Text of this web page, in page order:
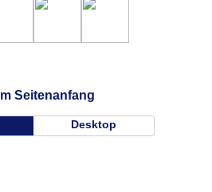
Seitenanfang
Desktop